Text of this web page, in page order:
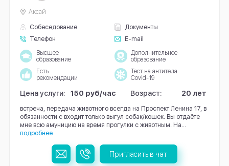
Собеседование
Документы
Телефон
E-mail
Аксай
Высшее
образование
Дополнительное
образование
Есть
рекомендации
Тест на антитела
Covid-19
Цена услуги: 150 руб/час Возраст: 20 лет
встреча, передача животного всегда на Проспект Ленина 17, в
обязанности с входит только выгул собак/кошек. Вы отдаёте
мне всю амуницию на время прогулки с животным. На...
подробнее
Пригласить в чат